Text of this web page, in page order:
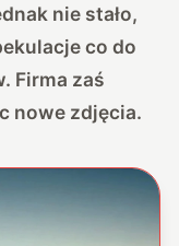
nie stało,
co do
Firma zaś
nowe zdjęcia.